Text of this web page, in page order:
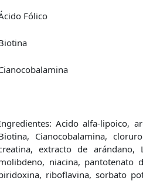
Fólico
Acido alfa-lipoico,
Cianocobalamina,
extracto de arándano,
niacina, pantotenato
riboflavina, sorbato